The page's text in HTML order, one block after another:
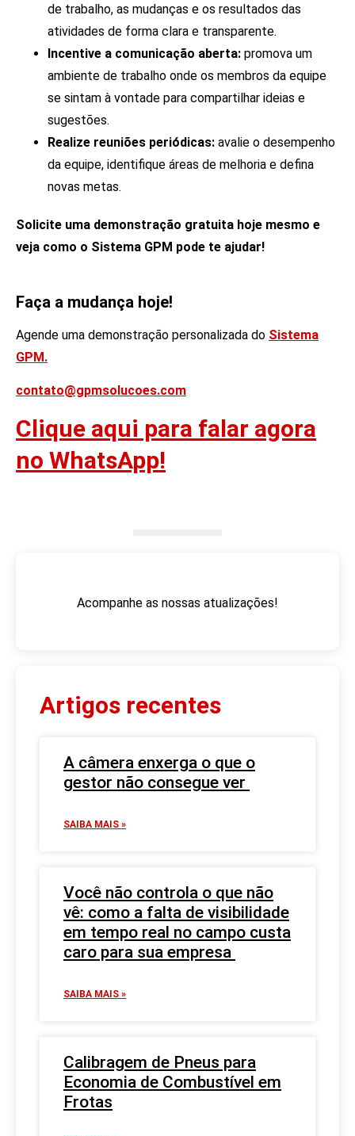
de trabalho, as mudanças e os resultados das
atividades de forma clara e transparente.
Incentive a comunicação aberta: promova um
ambiente de trabalho onde os membros da equipe
se sintam à vontade para compartilhar ideias e
sugestões.
Realize reuniões periódicas: avalie o desempenho
da equipe, identifique áreas de melhoria e defina
novas metas.
Solicite uma demonstração gratuita hoje mesmo e
veja como o Sistema GPM pode te ajudar!
Faça a mudança hoje!
Agende uma demonstração personalizada do Sistema
GPM.
contato@gpmsolucoes.com
Clique aqui para falar agora
no WhatsApp!
Acompanhe as nossas atualizações!
Artigos recentes
A câmera enxerga o que o
gestor não consegue ver
SAIBA MAIS »
Você não controla o que não
vê: como a falta de visibilidade
em tempo real no campo custa
caro para sua empresa
SAIBA MAIS »
Calibragem de Pneus para
Economia de Combustível em
Frotas